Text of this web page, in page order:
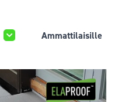
Ammattilaisille